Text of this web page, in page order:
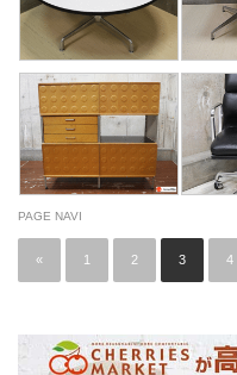
PAGE NAVI
« 1 2 3 4